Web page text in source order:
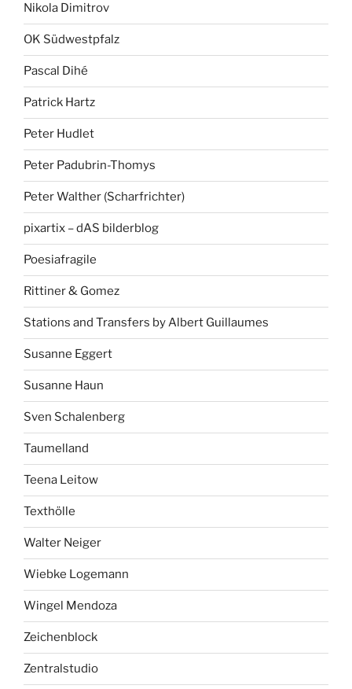
Nikola Dimitrov
OK Südwestpfalz
Pascal Dihé
Patrick Hartz
Peter Hudlet
Peter Padubrin-Thomys
Peter Walther (Scharfrichter)
pixartix – dAS bilderblog
Poesiafragile
Rittiner & Gomez
Stations and Transfers by Albert Guillaumes
Susanne Eggert
Susanne Haun
Sven Schalenberg
Taumelland
Teena Leitow
Texthölle
Walter Neiger
Wiebke Logemann
Wingel Mendoza
Zeichenblock
Zentralstudio